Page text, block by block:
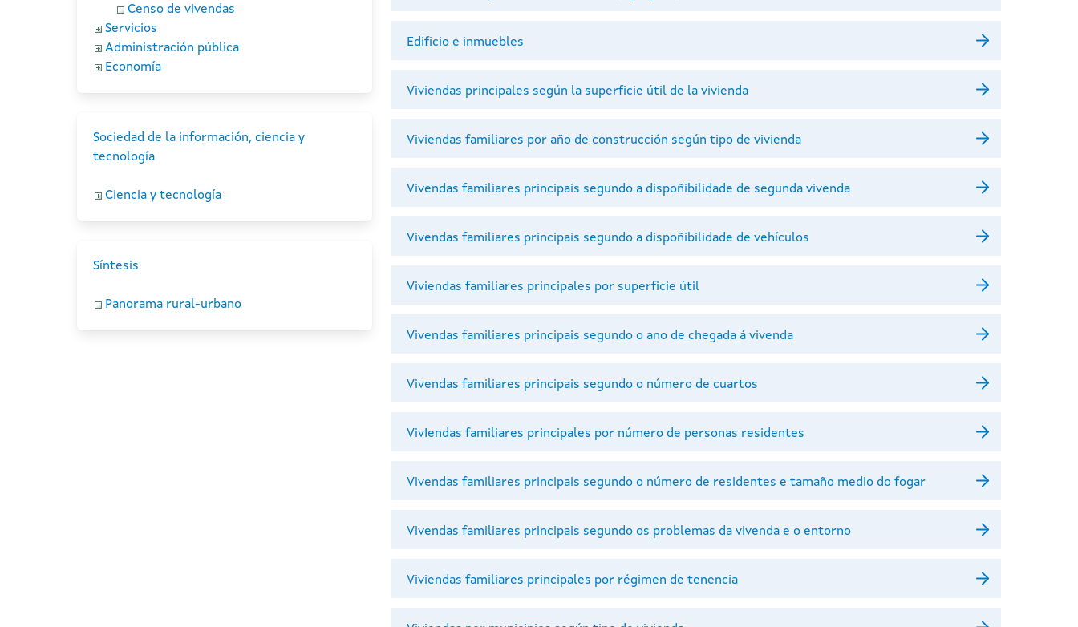
Censo de vivendas
Servicios
Administración pública
Economía
Sociedad de la información, ciencia y
tecnología
Ciencia y tecnología
Síntesis
Panorama rural-urbano
Edificio e inmuebles
Viviendas principales según la superficie útil de la vivienda
Viviendas familiares por año de construcción según tipo de vivienda
Vivendas familiares principais segundo a dispoñibilidade de segunda vivenda
Vivendas familiares principais segundo a dispoñibilidade de vehículos
Viviendas familiares principales por superficie útil
Vivendas familiares principais segundo o ano de chegada á vivenda
Vivendas familiares principais segundo o número de cuartos
VivIendas familiares principales por número de personas residentes
Vivendas familiares principais segundo o número de residentes e tamaño medio do fogar
Vivendas familiares principais segundo os problemas da vivenda e o entorno
Viviendas familiares principales por régimen de tenencia